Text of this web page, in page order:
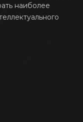
наиболее